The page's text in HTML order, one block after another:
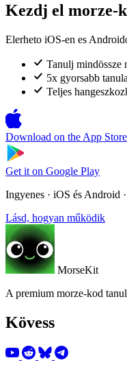
Kezdj el morze-
Elerheto iOS-en es
Tanulj mindössze
5x gyorsabb
Teljes
Download on the App Store
Get it on Google Play
Ingyenes · iOS és Android
Lásd, hogyan működik
MorseKit
A premium morze-kod
Kövess